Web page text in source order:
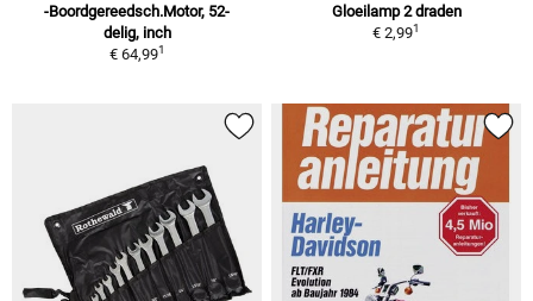
-Boordgereedsch.Motor, 52-
delig, inch
€ 64,991
Gloeilamp 2 draden
€ 2,991